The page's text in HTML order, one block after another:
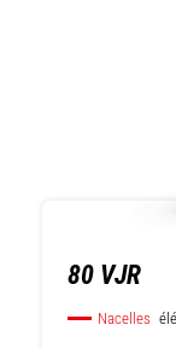
80 VJR
Nacelles